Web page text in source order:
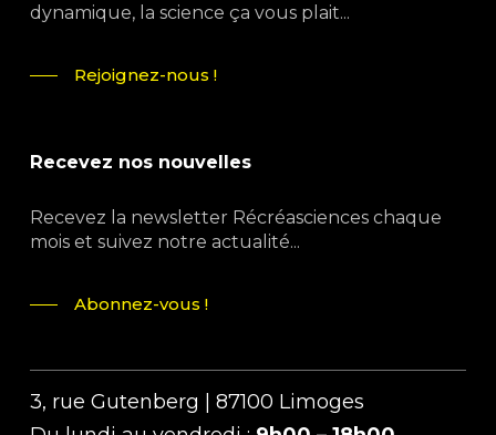
dynamique, la science ça vous plait...
Rejoignez-nous !
Recevez nos nouvelles
Recevez la newsletter Récréasciences chaque
mois et suivez notre actualité...
Abonnez-vous !
3, rue Gutenberg | 87100 Limoges